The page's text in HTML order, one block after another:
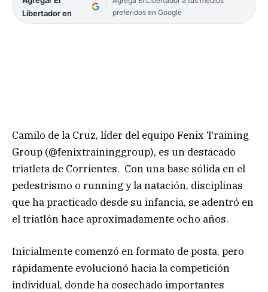
Libertador en
preferidos en Google
Camilo de la Cruz, líder del equipo Fenix Training
Group (@fenixtraininggroup), es un destacado
triatleta de Corrientes. Con una base sólida en el
pedestrismo o running y la natación, disciplinas
que ha practicado desde su infancia, se adentró en
el triatlón hace aproximadamente ocho años.
Inicialmente comenzó en formato de posta, pero
rápidamente evolucionó hacia la competición
individual, donde ha cosechado importantes